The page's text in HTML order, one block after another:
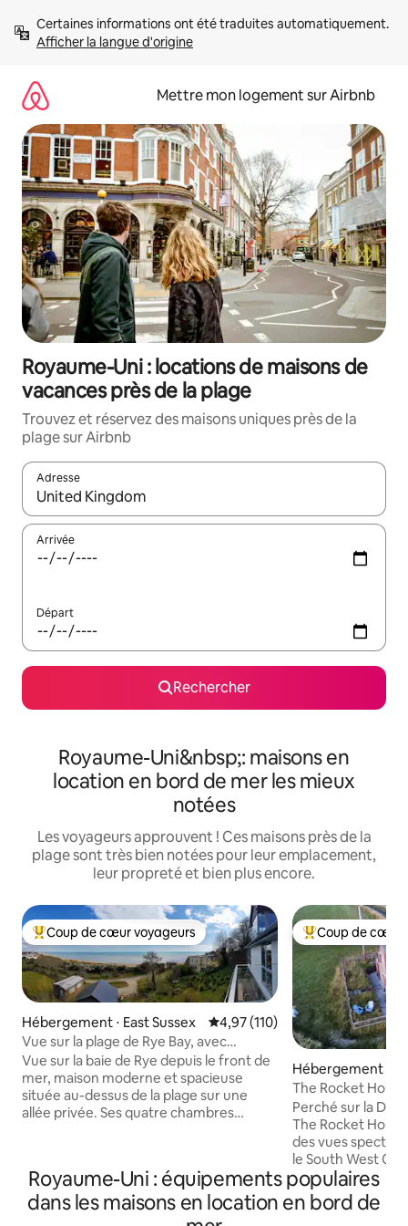
directement
Afficher la langue d'origine
Mettre mon logement sur Airbnb
Royaume-Uni : locations de maisons de
vacances près de la plage
Trouvez et réservez des maisons uniques près de la
plage sur Airbnb
Adresse
Lorsque les résultats s'affichent, utilisez les flèches vers le
Arrivée
Départ
Rechercher
Royaume-Uni&nbsp;: maisons en
location en bord de mer les mieux
notées
Les voyageurs approuvent ! Ces maisons près de la
plage sont très bien notées pour leur emplacement,
leur propreté et bien plus encore.
Coups de cœur voyageurs les plus appréciés
Coup de cœur voyageurs
Hébergement ⋅ East Sussex Évaluation moyenne sur la
4,97 (110)
Vue sur la plage de Rye Bay, avec
chargeur pour véhicule électrique.
Vue sur la baie de Rye depuis le front de
mer, maison moderne et spacieuse
située au-dessus de la plage sur une
allée privée. Ses quatre chambres
deuxième étage, le belvédère, offre une
vue imprenable sur la baie de Rye et la
Coups de cœur
Coup de cœur
Hébergement ⋅
The Rocket
falaise · Vue sur
Perché sur la
The Rocket
des vues
le South West
votre porte
magnifiquement
finitions d'un
Royaume-Uni : équipements populaires
dans les maisons en location en bord de